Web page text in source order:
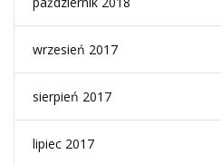
wrzesień 2017
sierpień 2017
lipiec 2017